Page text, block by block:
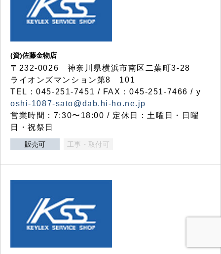
(資)佐藤金物店
〒232-0026 神奈川県横浜市南区二葉町3-28
ライオンズマンション第8 101
TEL：045-251-7451 / FAX：045-251-7466 / y
oshi-1087-sato@dab.hi-ho.ne.jp
営業時間：7:30〜18:00 / 定休日：土曜日・日曜
日・祝祭日
販売可 工事・取付可